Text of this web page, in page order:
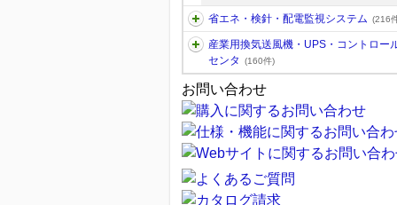
省エネ・検針・配電監視システム (216
産業用換気送風機・UPS・コントロー
センタ
(160件)
お問い合わせ